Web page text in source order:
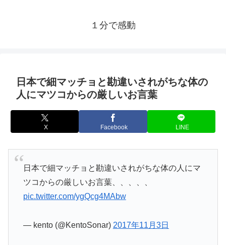
１分で感動
日本で細マッチョと勘違いされがちな体の
人にマツコからの厳しいお言葉
X Facebook LINE
日本で細マッチョと勘違いされがちな体の人にマ
ツコからの厳しいお言葉、、、、、
pic.twitter.com/ygQcg4MAbw
— kento (@KentoSonar) 2017年11月3日